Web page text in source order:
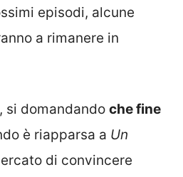
episodi, alcune
a rimanere in
si domandando che fine
è riapparsa a Un
di convincere